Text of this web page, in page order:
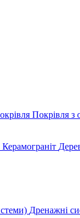
Покрівля з
Керамограніт
Дренажні